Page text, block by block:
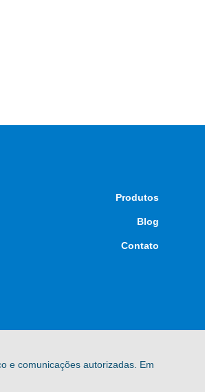
Produtos
Blog
Contato
e comunicações autorizadas. Em